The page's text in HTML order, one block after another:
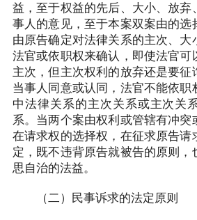
益，至于权益的先后、大小、放弃
事人的意见，至于本案双案由的选
由原告确定对法律关系的主次、大
法官或依职权来确认，即使法官可
主次，但主次权利的放弃还是要征
当事人同意或认同，法官不能依职
中法律关系的主次关系或主次关
系。当两个案由权利或管辖有冲突
在请求权的选择权，在征求原告请
定，既不违背原告就被告的原则，
思自治的法益。
（二）民事诉求的法定原则